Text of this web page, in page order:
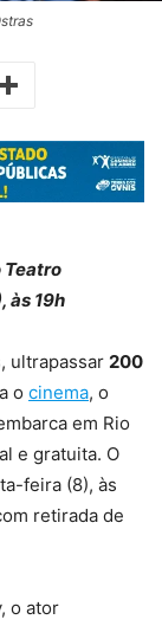
Teatro
às 19h
ultrapassar 200
o cinema, o
em Rio
e gratuita. O
feira (8), às
retirada de
o ator